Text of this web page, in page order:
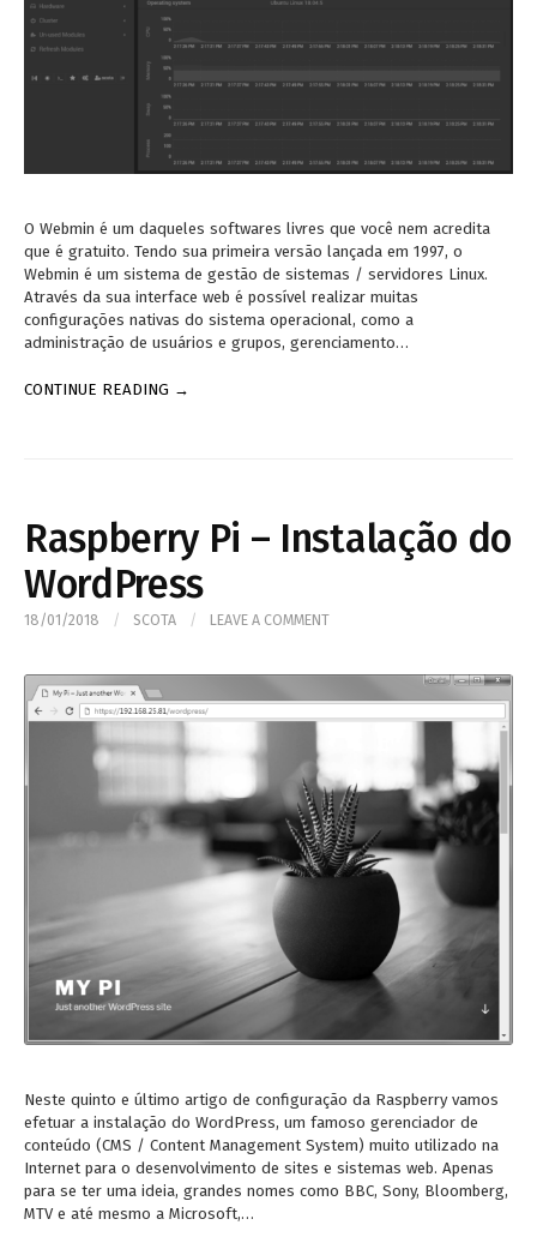
O Webmin é um daqueles softwares livres que você nem acredita
que é gratuito. Tendo sua primeira versão lançada em 1997, o
Webmin é um sistema de gestão de sistemas / servidores Linux.
Através da sua interface web é possível realizar muitas
configurações nativas do sistema operacional, como a
administração de usuários e grupos, gerenciamento…
CONTINUE READING →
Raspberry Pi – Instalação do
WordPress
18/01/2018 / SCOTA / LEAVE A COMMENT
Neste quinto e último artigo de configuração da Raspberry vamos
efetuar a instalação do WordPress, um famoso gerenciador de
conteúdo (CMS / Content Management System) muito utilizado na
Internet para o desenvolvimento de sites e sistemas web. Apenas
para se ter uma ideia, grandes nomes como BBC, Sony, Bloomberg,
MTV e até mesmo a Microsoft,…